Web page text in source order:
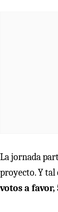
La jornada
proyecto. Y tal
votos a